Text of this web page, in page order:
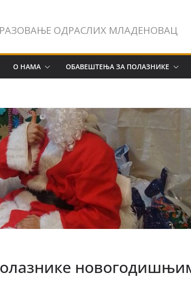
ОДРАСЛИХ МЛАДЕНОВАЦ
О НАМА ОБАВЕШТЕЊА ЗА ПОЛАЗНИКЕ